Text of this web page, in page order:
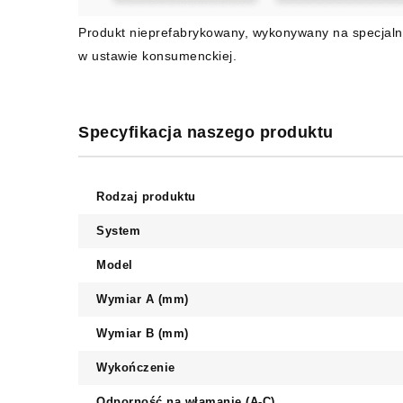
Produkt nieprefabrykowany, wykonywany na
w ustawie konsumenckiej.
Specyfikacja naszego produktu
Rodzaj produktu
System
Model
Wymiar A (mm)
Wymiar B (mm)
Wykończenie